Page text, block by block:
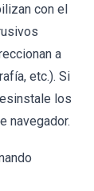
con el
a
etc.). Si
los
navegador.